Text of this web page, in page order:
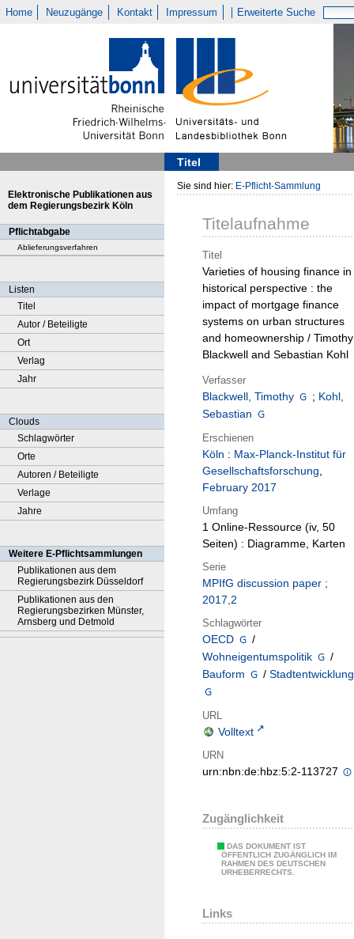
Home Neuzugänge Kontakt Impressum Erweiterte Suche
Titel
Elektronische Publikationen aus
dem Regierungsbezirk Köln
Pflichtabgabe
Ablieferungsverfahren
Listen
Titel
Autor / Beteiligte
Ort
Verlag
Jahr
Clouds
Schlagwörter
Orte
Autoren / Beteiligte
Verlage
Jahre
Weitere E-Pflichtsammlungen
Publikationen aus dem
Regierungsbezirk Düsseldorf
Publikationen aus den
Regierungsbezirken Münster,
Arnsberg und Detmold
Sie sind hier: E-Pflicht-Sammlung
Titelaufnahme
Titel
Varieties of housing finance in
historical perspective : the
impact of mortgage finance
systems on urban structures
and homeownership / Timothy
Blackwell and Sebastian Kohl
Verfasser
Blackwell, Timothy ; Kohl,
Sebastian
Erschienen
Köln : Max-Planck-Institut für
Gesellschaftsforschung,
February 2017
Umfang
1 Online-Ressource (iv, 50
Seiten) : Diagramme, Karten
Serie
MPIfG discussion paper ;
2017,2
Schlagwörter
OECD
/
Wohneigentumspolitik
/
Bauform
/ Stadtentwicklung
URL
Volltext
URN
urn:nbn:de:hbz:5:2-113727
Zugänglichkeit
DAS DOKUMENT IST
ÖFFENTLICH ZUGÄNGLICH IM
RAHMEN DES DEUTSCHEN
URHEBERRECHTS.
Links